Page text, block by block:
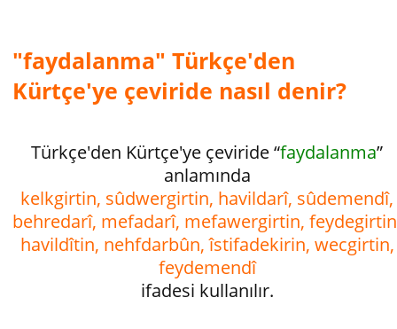
"faydalanma" Türkçe'den
Kürtçe'ye çeviride nasıl denir?
Türkçe'den Kürtçe'ye çeviride “faydalanma”
anlamında
kelkgirtin, sûdwergirtin, havildarî, sûdemendî,
behredarî, mefadarî, mefawergirtin,
havildîtin, nehfdarbûn, îstifadekirin, wecgirtin,
feydemendî
ifadesi kullanılır.